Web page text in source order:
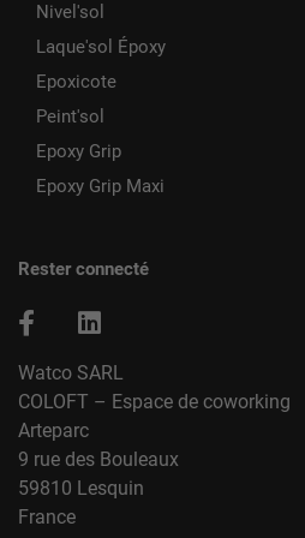
Nivel'sol
Laque'sol Époxy
Epoxicote
Peint'sol
Epoxy Grip
Epoxy Grip Maxi
Rester connecté
Watco SARL
COLOFT – Espace de coworking
Arteparc
9 rue des Bouleaux
59810 Lesquin
France